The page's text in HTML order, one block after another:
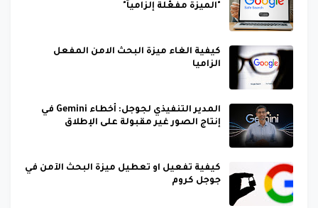
"الميزة مفعّلة إلزامياً"
كيفية الغاء ميزة البحث الامن المفعل
الزاميا
المدير التنفيذي لجوجل: أخطاء Gemini في
إنتاج الصور غير مقبولة على الإطلاق
كيفية تفعيل او تعطيل ميزة البحث الآمن في
جوجل كروم